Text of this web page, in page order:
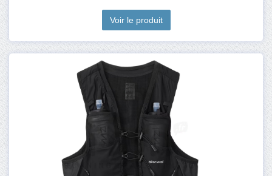
Voir le produit